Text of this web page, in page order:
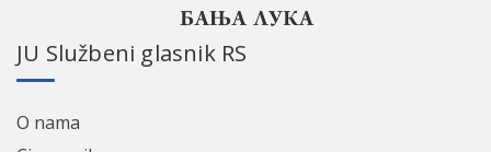
ЈU Službeni glasnik RS
O nama